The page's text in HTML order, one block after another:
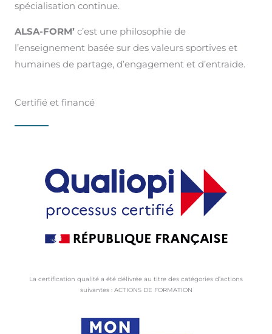
spécialisation continue.
ALSA-FORM’ c’est une philosophie de
l’enseignement basée sur des valeurs sportives et
humaines de partage, d’engagement et d’entraide.
Certifié et financé
La certification qualité a été délivrée au titre des catégories d’actions
suivantes : ACTIONS DE FORMATION